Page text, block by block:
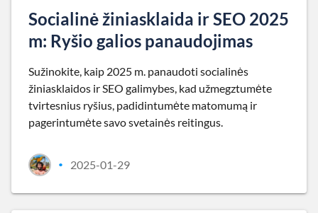
Socialinė žiniasklaida ir SEO 2025
m: Ryšio galios panaudojimas
Sužinokite, kaip 2025 m. panaudoti socialinės
žiniasklaidos ir SEO galimybes, kad užmegztumėte
tvirtesnius ryšius, padidintumėte matomumą ir
pagerintumėte savo svetainės reitingus.
• 2025-01-29